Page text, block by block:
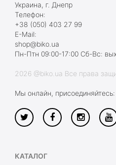
Украина, г. Днепр
Телефон:
+38 (050) 403 27 99
E-Mail:
shop@biko.ua
Пн-Птн 09:00-17:00 Сб-Вс:
2026 @biko.ua Все права
Мы онлайн, присоединяйтесь:
КАТАЛОГ